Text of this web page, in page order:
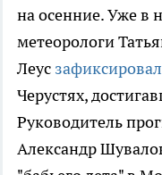
на осенние. Уже в
метеорологи
Леус
Черустях,
Руководитель
Александр